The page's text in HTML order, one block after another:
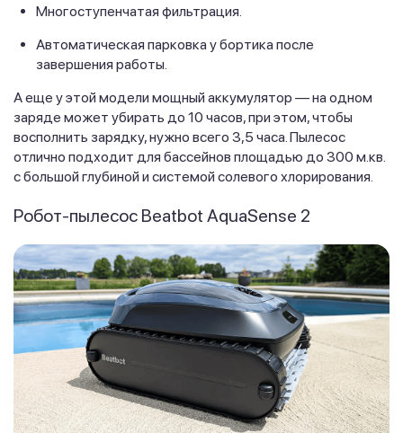
Многоступенчатая фильтрация.
Автоматическая парковка у бортика после
завершения работы.
А еще у этой модели мощный аккумулятор — на одном
заряде может убирать до 10 часов, при этом, чтобы
восполнить зарядку, нужно всего 3,5 часа. Пылесос
отлично подходит для бассейнов площадью до 300 м.кв.
с большой глубиной и системой солевого хлорирования.
Робот-пылесос Beatbot AquaSense 2